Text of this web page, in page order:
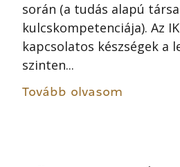
során (a tudás alapú
kulcskompetenciája). Az
kapcsolatos készségek a
szinten...
Tovább olvasom